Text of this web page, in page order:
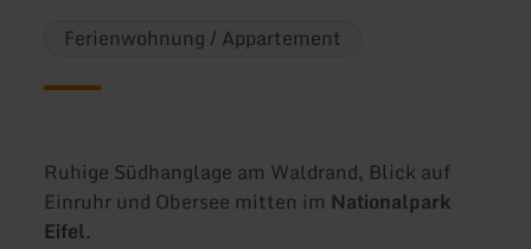
Ferienwohnung / Appartement
Ruhige Südhanglage am Waldrand, Blick auf
Einruhr und Obersee mitten im Nationalpark
Eifel.